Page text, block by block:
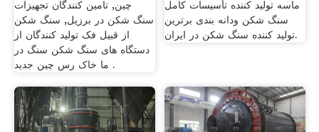
چین, تامین کنندگان تجهیزات
سنگ شکن در برزیل, سنگ شکن
از قبیل فک تولید کنندگان از
دستگاه های سنگ شکن سنگ در
ما خاک رس چین جدید .
ماسه توليد كننده تأسيسات كامل
سنگ شکن ودانه بندی برترین
تولید کننده سنگ شکن در ایران.